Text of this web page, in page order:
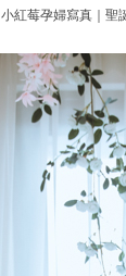
小紅莓孕婦寫真｜聖